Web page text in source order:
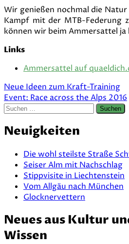
Wir genießen nochmal die
Kampf mit der MTB-Federung
können wir beim Ammersattel ja
Links
Ammersattel auf
Beitragsnavigation
Neue Ideen zum Kraft-Training
Event: Race across the Alps 2016
Suchen
Neuigkeiten
Die wohl steilste Straße
Seiser Alm mit Nachschlag
Stippvisite in Liechtenstein
Vom Allgäu nach München
Glocknervettern
Neues aus Kultur
Wissen